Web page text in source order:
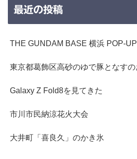
最近の投稿
THE GUNDAM BASE 横浜 POP-UP
東京都葛飾区高砂のゆで豚となす
Galaxy Z Fold8を見てきた
市川市民納涼花火大会
大井町「喜良久」のかき氷